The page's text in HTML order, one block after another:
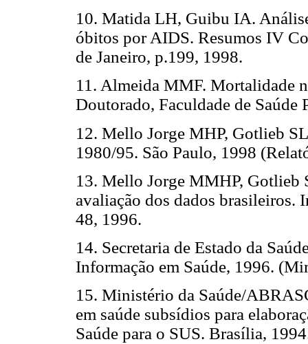
10. Matida LH, Guibu IA.
óbitos por AIDS. Resumos IV
de Janeiro, p.199, 1998.
11. Almeida MMF. Mortalidade
Doutorado, Faculdade de Saúde
12. Mello Jorge MHP, Gotlieb
1980/95. São Paulo, 1998
13. Mello Jorge MMHP,
avaliação dos dados
48, 1996.
14. Secretaria de Estado da
Informação em Saúde, 1996.
15. Ministério da Saúde/
em saúde subsídios para
Saúde para o SUS. Brasília,